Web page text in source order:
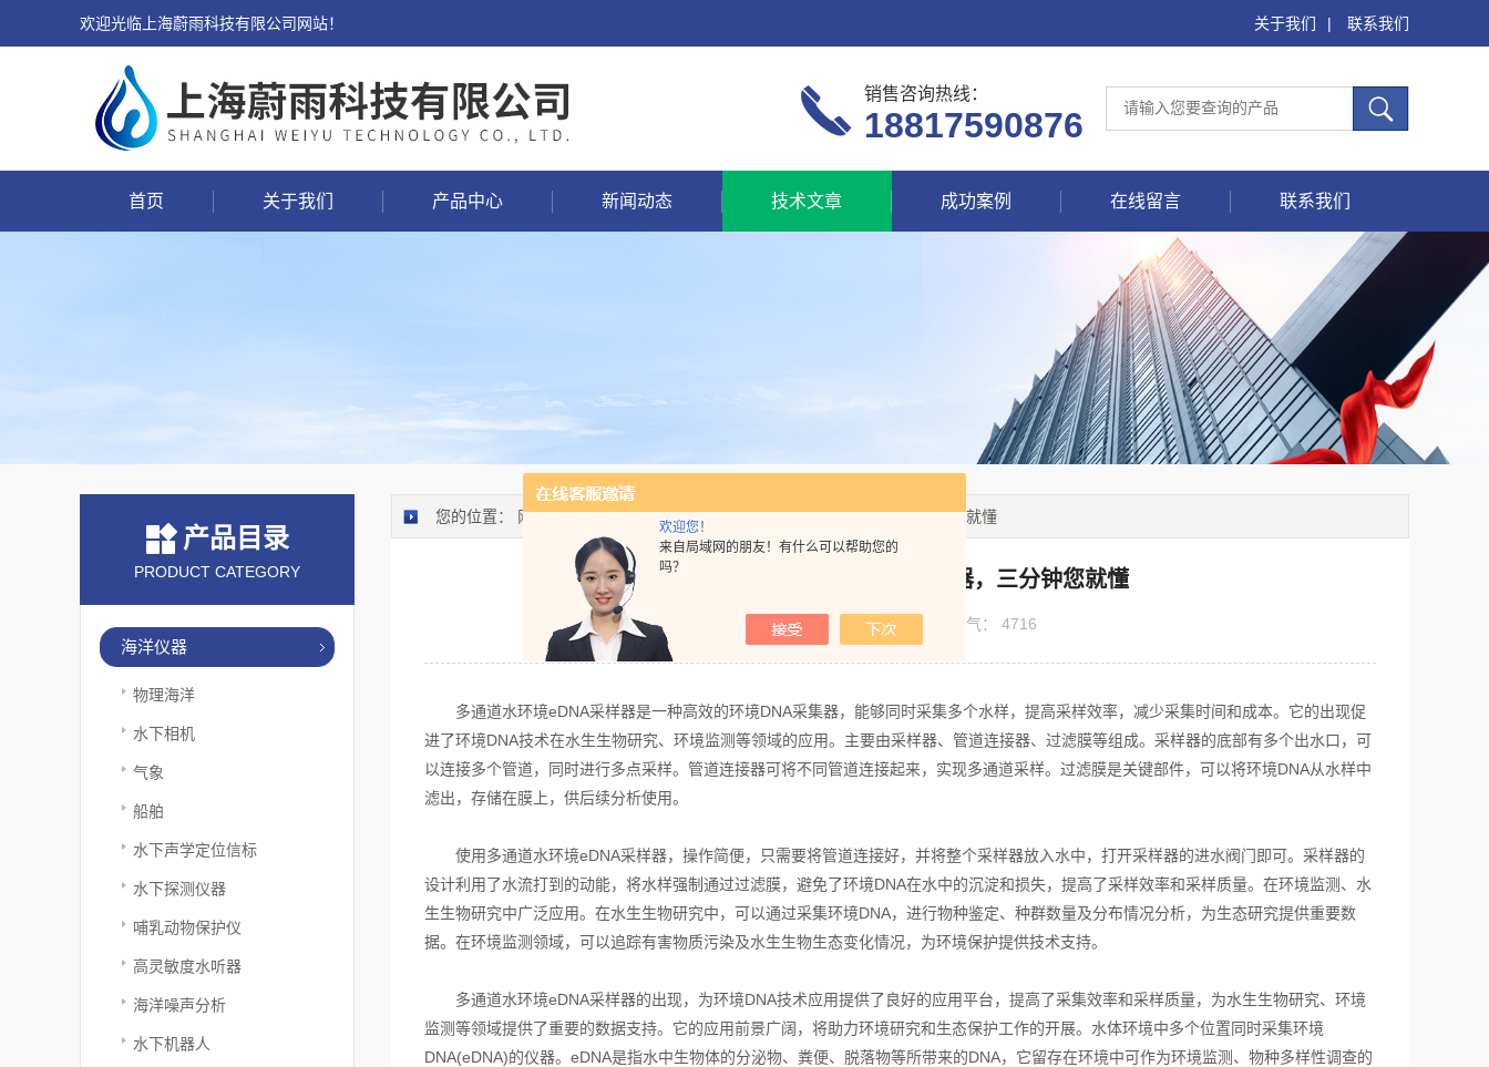
欢迎您！
来自局域网的朋友！有什么可以帮助您的
吗？
欢迎光临上海蔚雨科技有限公司网站！ 关于我们 | 联系我们
销售咨询热线：
18817590876
首页 关于我们 产品中心 新闻动态 技术文章 成功案例 在线留言 联系我们
产品目录
PRODUCT CATEGORY
海洋仪器
物理海洋
水下相机
气象
船舶
水下声学定位信标
水下探测仪器
哺乳动物保护仪
高灵敏度水听器
海洋噪声分析
水下机器人
您的位置： 网站首页>技术文章> 关于多通道水环境eDNA采样器，三分钟您就懂
关于多通道水环境eDNA采样器，三分钟您就懂
发布日期： 2023-05-18 浏览人气： 4716
多通道水环境eDNA采样器是一种高效的环境DNA采集器，能够同时采集多个水样，提高采样效率，减少采集时间和成本。它的出现促
进了环境DNA技术在水生生物研究、环境监测等领域的应用。主要由采样器、管道连接器、过滤膜等组成。采样器的底部有多个出水口，可
以连接多个管道，同时进行多点采样。管道连接器可将不同管道连接起来，实现多通道采样。过滤膜是关键部件，可以将环境DNA从水样中
滤出，存储在膜上，供后续分析使用。
使用多通道水环境eDNA采样器，操作简便，只需要将管道连接好，并将整个采样器放入水中，打开采样器的进水阀门即可。采样器的
设计利用了水流打到的动能，将水样强制通过过滤膜，避免了环境DNA在水中的沉淀和损失，提高了采样效率和采样质量。在环境监测、水
生生物研究中广泛应用。在水生生物研究中，可以通过采集环境DNA，进行物种鉴定、种群数量及分布情况分析，为生态研究提供重要数
据。在环境监测领域，可以追踪有害物质污染及水生生物生态变化情况，为环境保护提供技术支持。
多通道水环境eDNA采样器的出现，为环境DNA技术应用提供了良好的应用平台，提高了采集效率和采样质量，为水生生物研究、环境
监测等领域提供了重要的数据支持。它的应用前景广阔，将助力环境研究和生态保护工作的开展。水体环境中多个位置同时采集环境
DNA(eDNA)的仪器。eDNA是指水中生物体的分泌物、粪便、脱落物等所带来的DNA，它留存在环境中可作为环境监测、物种多样性调查的